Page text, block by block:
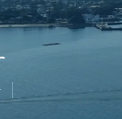
三重大学海女研究センター